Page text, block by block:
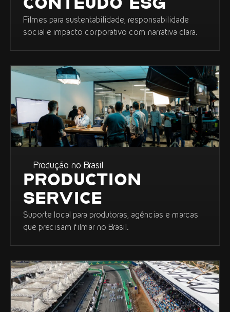
CONTEÚDO ESG
Filmes para sustentabilidade, responsabilidade
social e impacto corporativo com narrativa clara.
Produção no Brasil
PRODUCTION
SERVICE
Suporte local para produtoras, agências e marcas
que precisam filmar no Brasil.